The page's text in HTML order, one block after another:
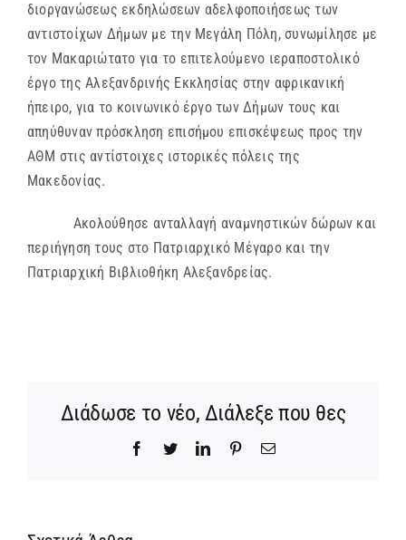
διοργανώσεως εκδηλώσεων αδελφοποιήσεως των
αντιστοίχων Δήμων με την Μεγάλη Πόλη, συνωμίλησε με
τον Μακαριώτατο για το επιτελούμενο ιεραποστολικό
έργο της Αλεξανδρινής Εκκλησίας στην αφρικανική
ήπειρο, για το κοινωνικό έργο των Δήμων τους και
απηύθυναν πρόσκληση επισήμου επισκέψεως προς την
ΑΘΜ στις αντίστοιχες ιστορικές πόλεις της
Μακεδονίας.
Ακολούθησε ανταλλαγή αναμνηστικών δώρων και
περιήγηση τους στο Πατριαρχικό Μέγαρο και την
Πατριαρχική Βιβλιοθήκη Αλεξανδρείας.
Διάδωσε το νέο, Διάλεξε που θες
Facebook
TwitterLinkedInPinterestEmail